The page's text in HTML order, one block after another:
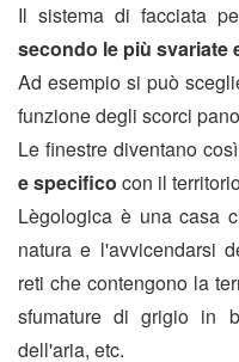
Il sistema di facciata
secondo le più svariate
Ad esempio si può
funzione degli scorci
Le finestre diventano
e specifico con il
Lègologica è una casa
natura e l'avvicendarsi
reti che contengono la
sfumature di grigio in
dell'aria, etc.